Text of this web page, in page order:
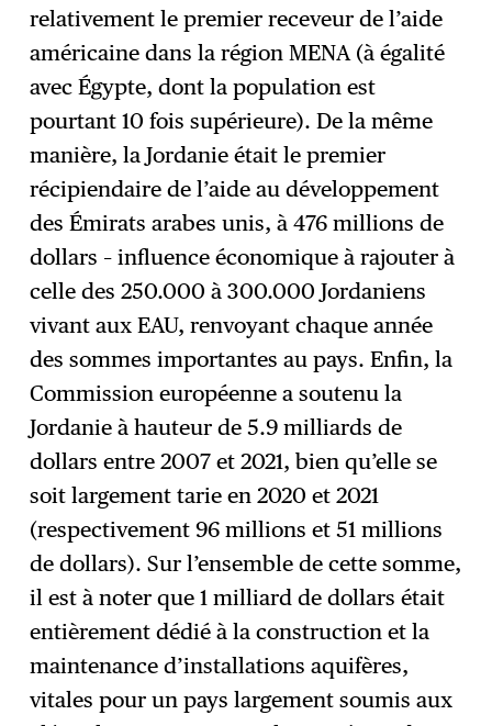
relativement le premier receveur de l’aide
américaine dans la région MENA (à égalité
avec Égypte, dont la population est
pourtant 10 fois supérieure). De la même
manière, la Jordanie était le premier
récipiendaire de l’aide au développement
des Émirats arabes unis, à 476 millions de
dollars – influence économique à rajouter à
celle des 250.000 à 300.000 Jordaniens
vivant aux EAU, renvoyant chaque année
des sommes importantes au pays. Enfin, la
Commission européenne a soutenu la
Jordanie à hauteur de 5.9 milliards de
dollars entre 2007 et 2021, bien qu’elle se
soit largement tarie en 2020 et 2021
(respectivement 96 millions et 51 millions
de dollars). Sur l’ensemble de cette somme,
il est à noter que 1 milliard de dollars était
entièrement dédié à la construction et la
maintenance d’installations aquifères,
vitales pour un pays largement soumis aux